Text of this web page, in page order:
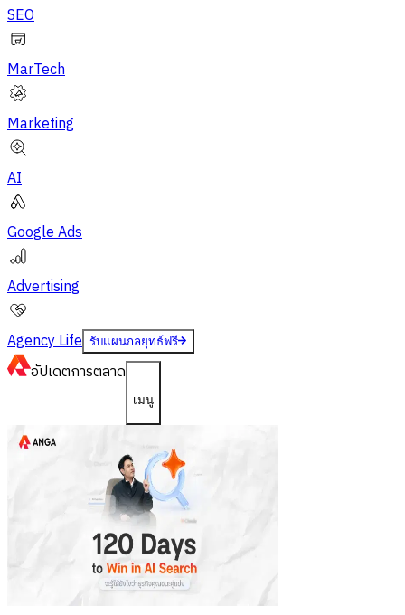
SEO
MarTech
Marketing
AI
Google Ads
Advertising
Agency Life รับแผนกลยุทธ์ฟรี
อัปเดตการตลาด
เมนู